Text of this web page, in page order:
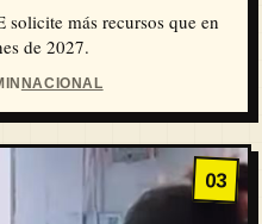
más recursos que en
de 2027.
NACIONAL
03